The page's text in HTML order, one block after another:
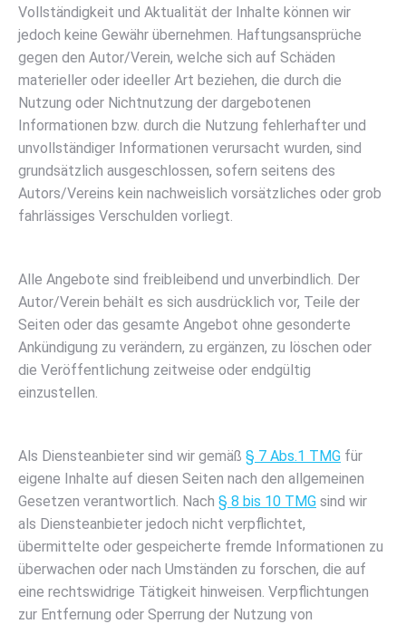
Vollständigkeit und Aktualität der Inhalte können wir
jedoch keine Gewähr übernehmen. Haftungsansprüche
gegen den Autor/Verein, welche sich auf Schäden
materieller oder ideeller Art beziehen, die durch die
Nutzung oder Nichtnutzung der dargebotenen
Informationen bzw. durch die Nutzung fehlerhafter und
unvollständiger Informationen verursacht wurden, sind
grundsätzlich ausgeschlossen, sofern seitens des
Autors/Vereins kein nachweislich vorsätzliches oder grob
fahrlässiges Verschulden vorliegt.
Alle Angebote sind freibleibend und unverbindlich. Der
Autor/Verein behält es sich ausdrücklich vor, Teile der
Seiten oder das gesamte Angebot ohne gesonderte
Ankündigung zu verändern, zu ergänzen, zu löschen oder
die Veröffentlichung zeitweise oder endgültig
einzustellen.
Als Diensteanbieter sind wir gemäß § 7 Abs.1 TMG für
eigene Inhalte auf diesen Seiten nach den allgemeinen
Gesetzen verantwortlich. Nach § 8 bis 10 TMG sind wir
als Diensteanbieter jedoch nicht verpflichtet,
übermittelte oder gespeicherte fremde Informationen zu
überwachen oder nach Umständen zu forschen, die auf
eine rechtswidrige Tätigkeit hinweisen. Verpflichtungen
zur Entfernung oder Sperrung der Nutzung von